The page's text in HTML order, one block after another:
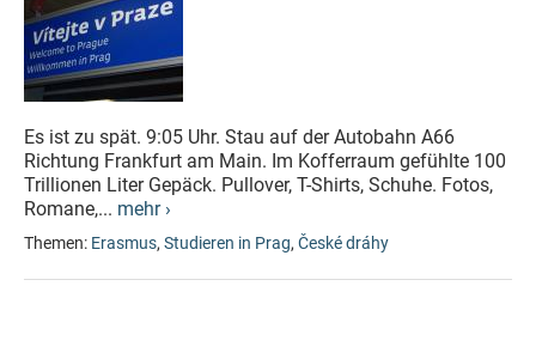
Es ist zu spät. 9:05 Uhr. Stau auf der Autobahn A66
Richtung Frankfurt am Main. Im Kofferraum gefühlte 100
Trillionen Liter Gepäck. Pullover, T-Shirts, Schuhe. Fotos,
Romane,... mehr ›
Themen: Erasmus, Studieren in Prag, České dráhy